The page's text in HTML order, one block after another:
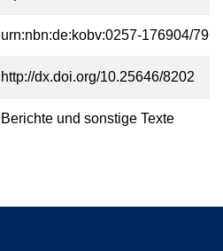
urn:nbn:de:kobv:0257-176904/
http://dx.doi.org/10.25646/8202
Berichte und sonstige Texte